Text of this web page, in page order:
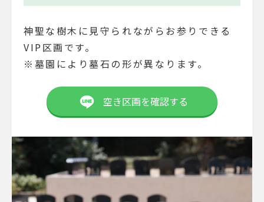
神聖な樹木に見守られながらお参りできる
VIP区画です。
※墓園により墓石の形が異なります。
空き区画を確認する